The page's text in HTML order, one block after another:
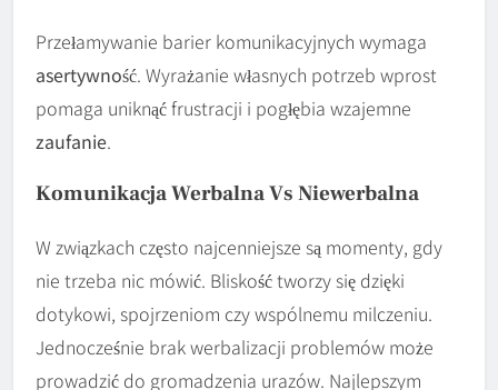
Przełamywanie barier komunikacyjnych wymaga
asertywność. Wyrażanie własnych potrzeb wprost
pomaga uniknąć frustracji i pogłębia wzajemne
zaufanie.
Komunikacja Werbalna Vs Niewerbalna
W związkach często najcenniejsze są momenty, gdy
nie trzeba nic mówić. Bliskość tworzy się dzięki
dotykowi, spojrzeniom czy wspólnemu milczeniu.
Jednocześnie brak werbalizacji problemów może
prowadzić do gromadzenia urazów. Najlepszym